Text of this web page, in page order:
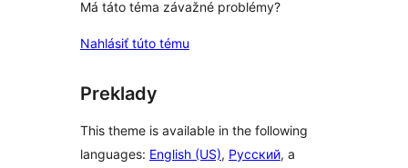
Má táto téma závažné problémy?
Nahlásiť túto tému
Preklady
This theme is available in the following
languages: English (US), Русский, a